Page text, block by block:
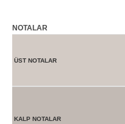
NOTALAR
ÜST NOTALAR
KALP NOTALAR